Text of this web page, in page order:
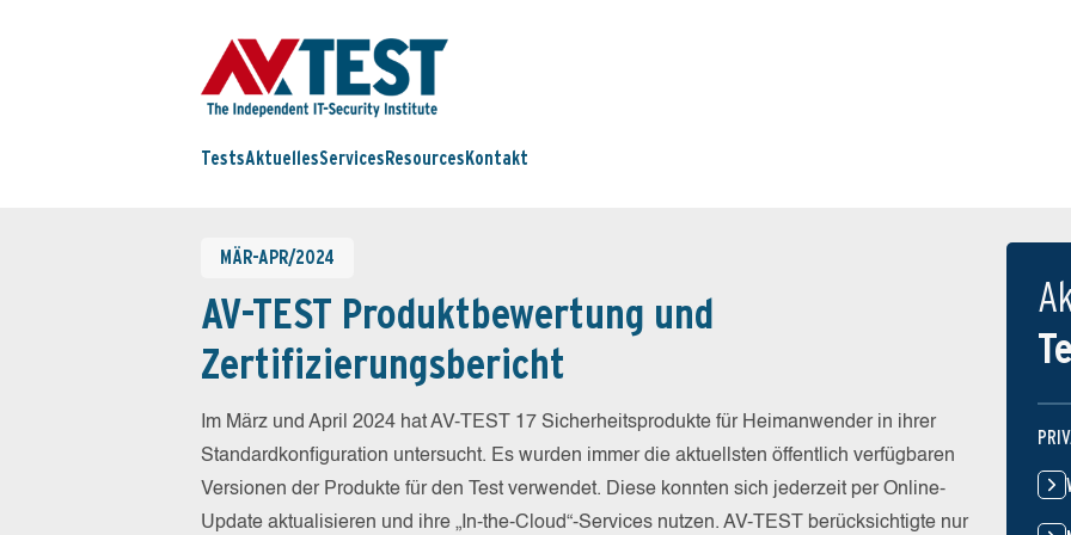
TestsAktuellesServices Resources Kontakt
MÄR-APR/2024
AV-TEST Produktbewertung und
Zertifizierungsbericht
Im März und April 2024 hat AV-TEST 17 Sicherheitsprodukte für Heimanwender in ihrer
Standardkonfiguration untersucht. Es wurden immer die aktuellsten öffentlich verfügbaren
Versionen der Produkte für den Test verwendet. Diese konnten sich jederzeit per Online-
Update aktualisieren und ihre „In-the-Cloud“-Services nutzen. AV-TEST berücksichtigte nur